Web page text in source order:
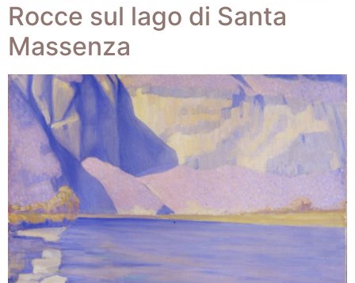
Rocce sul lago di Santa
Massenza